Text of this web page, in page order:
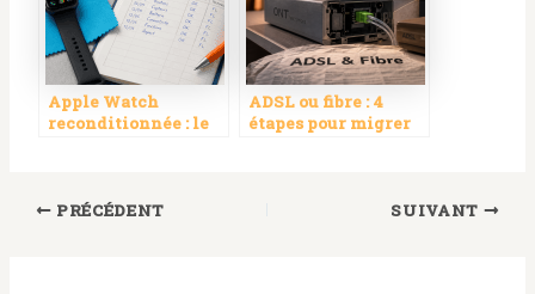
Apple Watch
reconditionnée : le
ADSL ou fibre : 4
étapes pour migrer
PRÉCÉDENT
SUIVANT